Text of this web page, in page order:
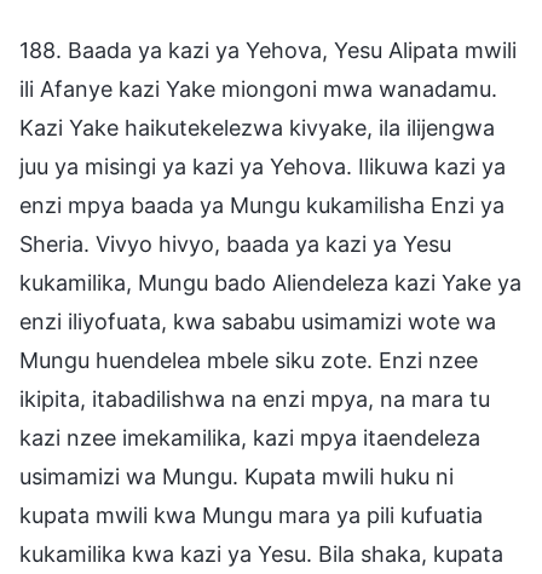
188. Baada ya kazi ya Yehova, Yesu Alipata mwili
ili Afanye kazi Yake miongoni mwa wanadamu.
Kazi Yake haikutekelezwa kivyake, ila ilijengwa
juu ya misingi ya kazi ya Yehova. Ilikuwa kazi ya
enzi mpya baada ya Mungu kukamilisha Enzi ya
Sheria. Vivyo hivyo, baada ya kazi ya Yesu
kukamilika, Mungu bado Aliendeleza kazi Yake ya
enzi iliyofuata, kwa sababu usimamizi wote wa
Mungu huendelea mbele siku zote. Enzi nzee
ikipita, itabadilishwa na enzi mpya, na mara tu
kazi nzee imekamilika, kazi mpya itaendeleza
usimamizi wa Mungu. Kupata mwili huku ni
kupata mwili kwa Mungu mara ya pili kufuatia
kukamilika kwa kazi ya Yesu. Bila shaka, kupata